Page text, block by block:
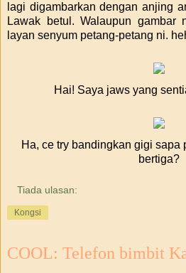
lagi digambarkan dengan anjing
Lawak betul. Walaupun
layan senyum petang-petang ni.
Hai! Saya jaws yang
Ha, ce try bandingkan gigi sapa
bertiga?
Tiada ulasan:
Kongsi
COOL: Telefon bimbit